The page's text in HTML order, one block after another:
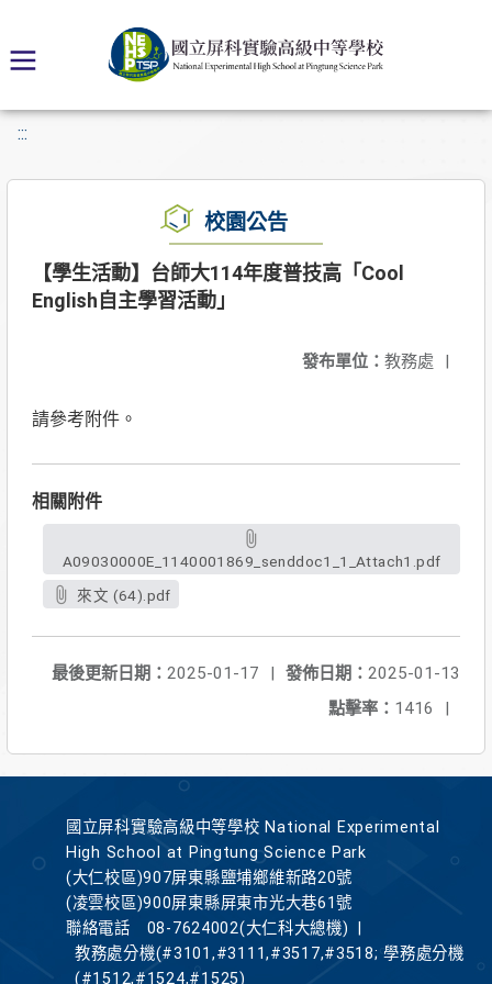
:::
校園公告
【學生活動】台師大114年度普技高「Cool
English自主學習活動」
發布單位： 教務處 |
請參考附件。
相關附件
A09030000E_1140001869_senddoc1_1_Attach1.pdf
來文 (64).pdf
發佈日期： 2025-01-13
最後更新日期： 2025-01-17
|
點擊率： 1416 |
國立屏科實驗高級中等學校 National Experimental
High School at Pingtung Science Park
(大仁校區)907屏東縣鹽埔鄉維新路20號
(凌雲校區)900屏東縣屏東市光大巷61號
聯絡電話
08-7624002(大仁科大總機)
教務處分機(#3101,#3111,#3517,#3518; 學務處分機
(#1512,#1524,#1525)